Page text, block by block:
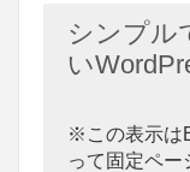
シンプル
い
※この表示は
って固定ペ